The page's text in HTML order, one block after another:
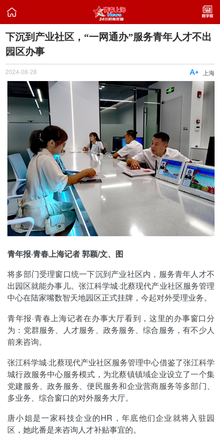

下沉到产业社区，“一网通办”服务青年人才不出
园区办事
2024-08-28 上海

青年报·青春上海记者 郭颖/文、图
将多部门受理窗口统一下沉到产业社区内，服务青年人才不
出园区就能办事儿。张江科学城·北蔡现代产业社区服务管理
中心在陆家嘴数智天地园区正式挂牌，今起对外受理业务。
青年报·青春上海记者在办事大厅看到，这里的办事窗口分
为：党群服务、人才服务、政务服务、综合服务，有不少人
前来咨询。
张江科学城·北蔡现代产业社区服务管理中心借鉴了张江科学
城行政服务中心服务模式，为北蔡镇镇域企业设立了一个集
党建服务、政务服务、便民服务和企业营商服务等多部门、
多业务、综合窗口的对外服务大厅。
唐小姐是一家科技企业的HR，年底他们企业就将入驻园
区，她此番是来咨询人才补贴事宜的。